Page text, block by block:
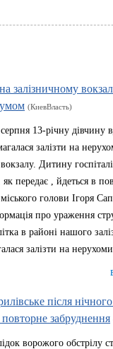
залізничному
(КиевВласть)
13-річну дівчину
залізти на
Дитину
передає , йдеться в
міського голови Ігоря
про ураження
в районі нашого
залізти на
після
повторне забруднення
ворожого обстрілу